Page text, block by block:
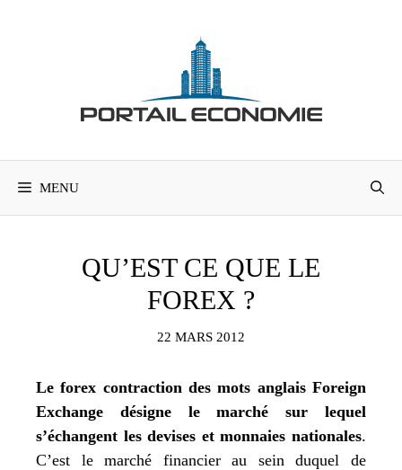
MENU
QU’EST CE QUE LE
FOREX ?
22 MARS 2012
Le forex contraction des mots anglais Foreign
Exchange désigne le marché sur lequel
s’échangent les devises et monnaies nationales.
C’est le marché financier au sein duquel de